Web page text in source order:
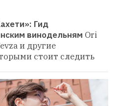
Гид
винодельням Ori
и другие
стоит следить